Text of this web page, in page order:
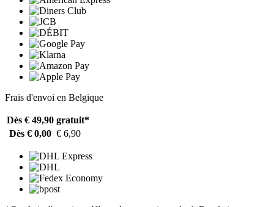
Frais d'envoi en Belgique
Dès € 49,90 gratuit*
Dès € 0,00 € 6,90